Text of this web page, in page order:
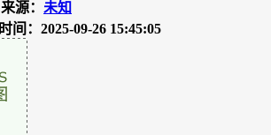
来源： 未知
时间：2025-09-26 15:45:05